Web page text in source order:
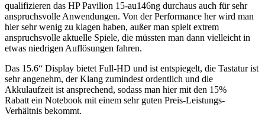
qualifizieren das HP Pavilion 15-au146ng durchaus auch für sehr
anspruchsvolle Anwendungen. Von der Performance her wird man
hier sehr wenig zu klagen haben, außer man spielt extrem
anspruchsvolle aktuelle Spiele, die müssten man dann vielleicht in
etwas niedrigen Auflösungen fahren.
Das 15.6“ Display bietet Full-HD und ist entspiegelt, die Tastatur ist
sehr angenehm, der Klang zumindest ordentlich und die
Akkulaufzeit ist ansprechend, sodass man hier mit den 15%
Rabatt ein Notebook mit einem sehr guten Preis-Leistungs-
Verhältnis bekommt.